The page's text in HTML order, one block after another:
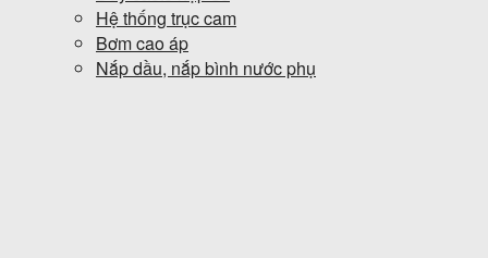
Hệ thống trục cam
Bơm cao áp
Nắp dầu, nắp bình nước phụ